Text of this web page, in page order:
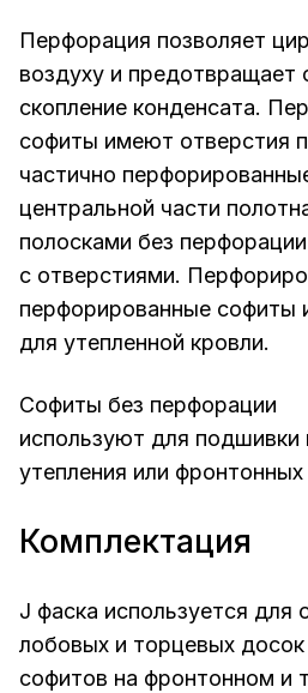
Перфорация позволяет
воздуху и предотвращает
скопление конденсата.
софиты имеют отверстия
частично
центральной части
полосками без
с отверстиями.
перфорированные софиты
для утепленной кровли.
Софиты без перфорации
используют для подшивки
утепления или фронтонных
Комплектация
J фаска используется для
лобовых и торцевых досок
софитов на фронтонном и